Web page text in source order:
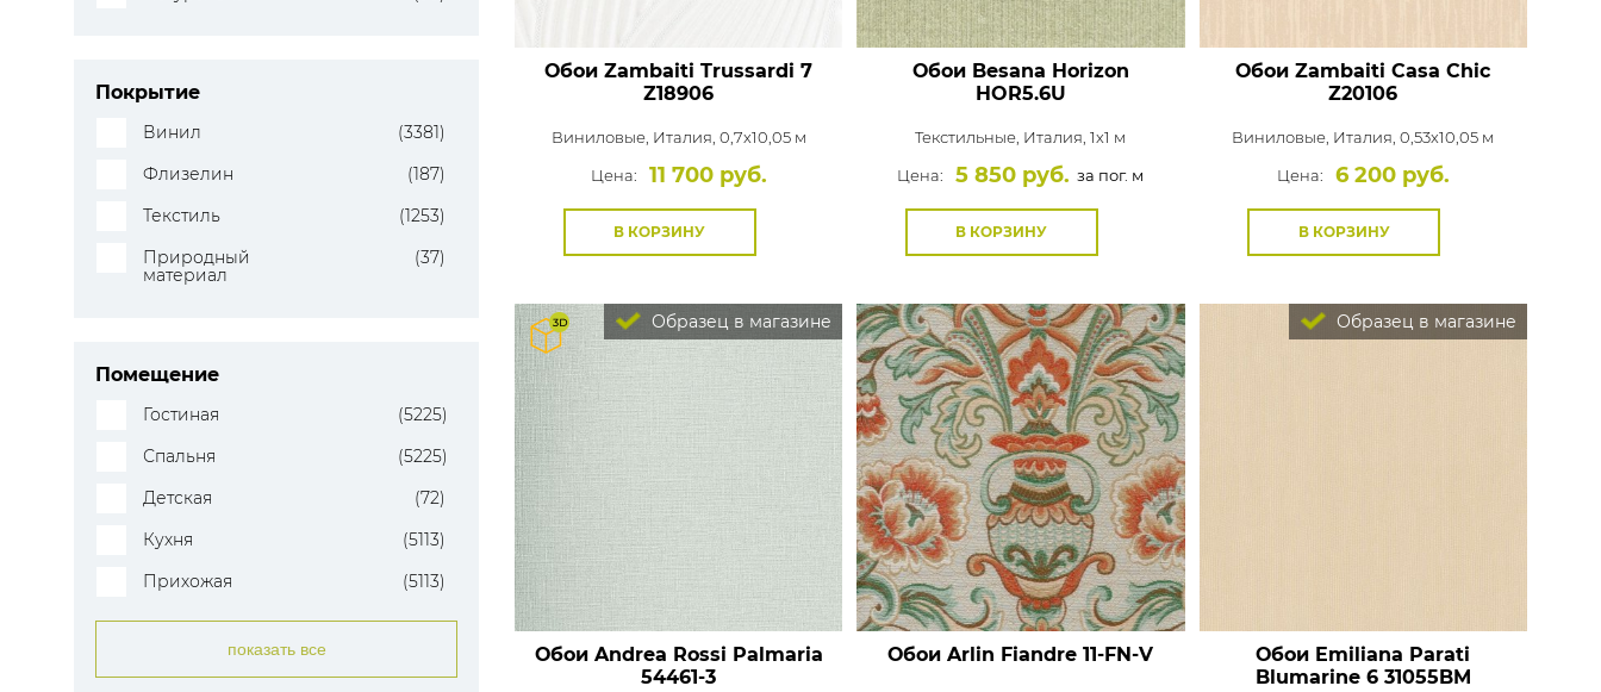
Покрытие
Винил
(3381)
Флизелин
(187)
Текстиль
(1253)
Природный
материал
(37)
Помещение
Гостиная
(5225)
Спальня
(5225)
Детская
(72)
Кухня
(5113)
Прихожая
(5113)
показать все
Обои Zambaiti Trussardi 7
Z18906
Виниловые, Италия, 0,7x10,05 м
Цена:
11 700 руб.
В КОРЗИНУ
Обои Besana Horizon
HOR5.6U
Текстильные, Италия, 1x1 м
Цена:
5 850 руб. за пог. м
В КОРЗИНУ
Обои Zambaiti Casa Chic
Z20106
Виниловые, Италия, 0,53x10,05 м
Цена:
6 200 руб.
В КОРЗИНУ
Образец в магазине
Обои Andrea Rossi Palmaria
54461-3
Обои Arlin Fiandre 11-FN-V
Образец в магазине
Обои Emiliana Parati
Blumarine 631055BM